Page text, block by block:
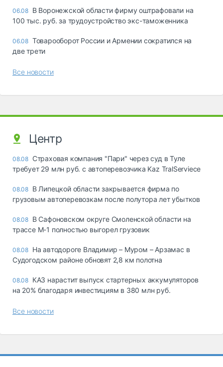
06.08 В Воронежской области фирму оштрафовали на
100 тыс. руб. за трудоустройство экс-таможенника
06.08 Товарооборот России и Армении сократился на
две трети
Все новости
Центр
08.08 Страховая компания "Пари" через суд в Туле
требует 29 млн руб. с автоперевозчика Kaz TralServiece
08.08 В Липецкой области закрывается фирма по
грузовым автоперевозкам после полутора лет убытков
08.08 В Сафоновском округе Смоленской области на
трассе М-1 полностью выгорел грузовик
08.08 На автодороге Владимир – Муром – Арзамас в
Судогодском районе обновят 2,8 км полотна
08.08 КАЗ нарастит выпуск стартерных аккумуляторов
на 20% благодаря инвестициям в 380 млн руб.
Все новости